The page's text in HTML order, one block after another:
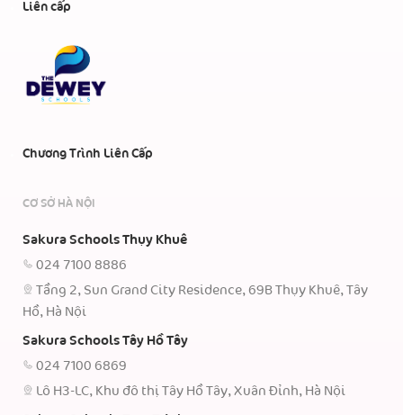
Liên cấp
Chương Trình Liên Cấp
CƠ SỞ HÀ NỘI
Sakura Schools Thụy Khuê
024 7100 8886
Tầng 2, Sun Grand City Residence, 69B Thụy Khuê, Tây
Hồ, Hà Nội
Sakura Schools Tây Hồ Tây
024 7100 6869
Lô H3-LC, Khu đô thị Tây Hồ Tây, Xuân Đỉnh, Hà Nội